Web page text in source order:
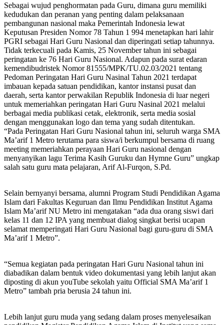
Nasional
Sebagai wujud penghormatan pada Guru, dimana guru memiliki
kedudukan dan peranan yang penting dalam pelaksanaan
pembangunan nasional maka Pemerintah Indonesia lewat
Keputusan Presiden Nomor 78 Tahun 1 994 menetapkan hari lahir
PGRI sebagai Hari Guru Nasional dan diperingati setiap tahunnya.
Tidak terkecuali pada Kamis, 25 November tahun ini sebagai
peringatan ke 76 Hari Guru Nasional. Adapun pada surat edaran
kemendibudristek Nomor 81555/MPK/TU.02.03/2021 tentang
Pedoman Peringatan Hari Guru Nasinal Tahun 2021 terdapat
imbauan kepada satuan pendidikan, kantor instansi pusat dan
daerah, serta kantor perwakilan Republik Indonesia di luar negeri
untuk memeriahkan peringatan Hari Guru Nasinal 2021 melalui
berbagai media publikasi cetak, elektronik, serta media sosial
dengan menggunakan logo dan tema yang sudah ditentukan.
“Pada Peringatan Hari Guru Nasional tahun ini, seluruh warga SMA
Ma’arif 1 Metro terutama para siswa/i berkumpul bersama di ruang
meeting memeriahkan perayaan Hari Guru nasional dengan
menyanyikan lagu Terima Kasih Guruku dan Hymne Guru” ungkap
salah satu guru mata pelajaran, Arif Al-Furqon, S.Pd.
Selain bernyanyi bersama, alumni Program Studi Pendidikan Agama
Islam dari Fakultas Keguruan dan Ilmu Pendidikan Institut Agama
Islam Ma’arif NU Metro ini mengatakan “ada dua orang siswi dari
kelas 11 dan 12 IPA yang membuat dialog singkat berisi ucapan
selamat memperingati Hari Guru Nasional bagi guru-guru di SMA
Ma’arif 1 Metro”.
“Semua kegiatan pada peringatan Hari Guru Nasional tahun ini
diabadikan dalam bentuk video dokumentasi yang lebih lanjut akan
diposting di akun youTube sekolah yaitu Official SMA Ma’arif 1
Metro” tambah pria berusia 24 tahun ini.
Lebih lanjut guru muda yang sedang dalam proses menyelesaikan